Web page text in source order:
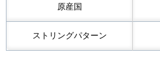
原産国
ストリングパターン